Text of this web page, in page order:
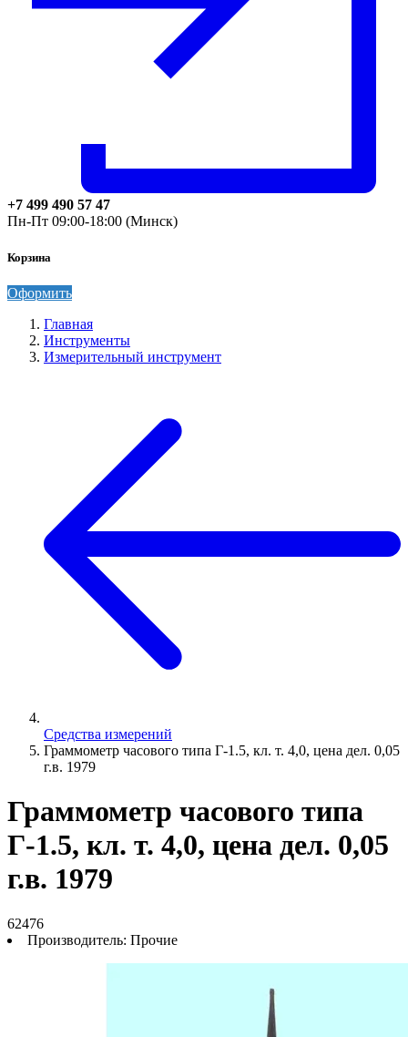
+7 499 490 57 47
Пн-Пт 09:00-18:00 (Минск)
Корзина
Оформить
Главная
Инструменты
Измерительный инструмент
Средства измерений
Граммометр часового типа Г-1.5, кл. т. 4,0, цена дел. 0,05
г.в. 1979
Граммометр часового типа
Г-1.5, кл. т. 4,0, цена дел. 0,05
г.в. 1979
62476
Производитель: Прочие